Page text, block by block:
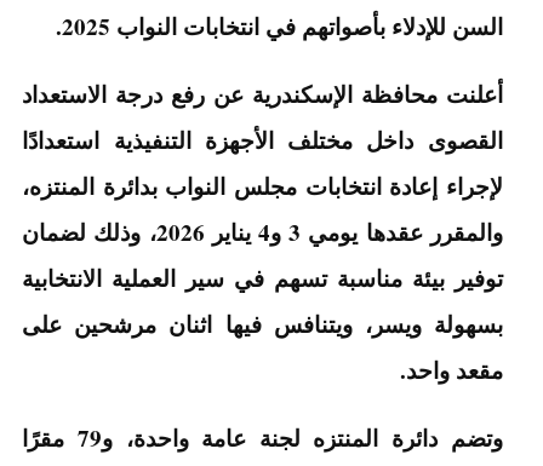
السن للإدلاء بأصواتهم في انتخابات النواب 2025.
أعلنت محافظة الإسكندرية عن رفع درجة الاستعداد
القصوى داخل مختلف الأجهزة التنفيذية استعدادًا
لإجراء إعادة انتخابات مجلس النواب بدائرة المنتزه،
والمقرر عقدها يومي 3 و4 يناير 2026، وذلك لضمان
توفير بيئة مناسبة تسهم في سير العملية الانتخابية
بسهولة ويسر، ويتنافس فيها اثنان مرشحين على
مقعد واحد.
وتضم دائرة المنتزه لجنة عامة واحدة، و79 مقرًا